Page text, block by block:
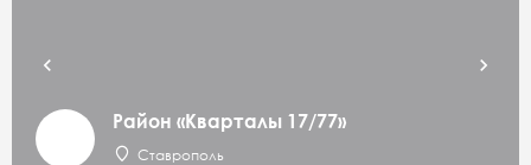
Район «Кварталы 17/77»
Ставрополь